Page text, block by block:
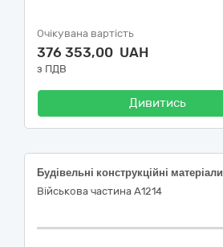
Очікувана вартість
376 353,00 UAH
з ПДВ
Дивитись
Будівельні конструкційні матеріали
Військова частина А1214